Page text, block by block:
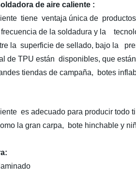
de aire caliente :
tiene ventaja única de
frecuencia de la soldadura y la
la superficie de sellado, bajo la
de TPU están disponibles, que
tiendas de campaña, botes
es adecuado para producir
la gran carpa, bote hinchable y